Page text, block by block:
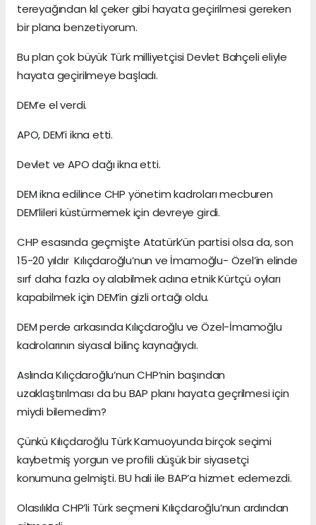
tereyağından kıl çeker gibi hayata geçirilmesi gereken
bir plana benzetiyorum.
Bu plan çok büyük Türk milliyetçisi Devlet Bahçeli eliyle
hayata geçirilmeye başladı.
DEM’e el verdi.
APO, DEM’i ikna etti.
Devlet ve APO dağı ikna etti.
DEM ikna edilince CHP yönetim kadroları mecburen
DEM’lileri küstürmemek için devreye girdi.
CHP esasında geçmişte Atatürk’ün partisi olsa da, son
15-20 yıldır Kılıçdaroğlu’nun ve İmamoğlu- Özel’in elinde
sırf daha fazla oy alabilmek adına etnik Kürtçü oyları
kapabilmek için DEM’in gizli ortağı oldu.
DEM perde arkasında Kılıçdaroğlu ve Özel-İmamoğlu
kadrolarının siyasal bilinç kaynağıydı.
Aslında Kılıçdaroğlu’nun CHP’nin başından
uzaklaştırılması da bu BAP planı hayata geçrilmesi için
miydi bilemedim?
Çünkü Kılıçdaroğlu Türk Kamuoyunda birçok seçimi
kaybetmiş yorgun ve profili düşük bir siyasetçi
konumuna gelmişti. BU hali ile BAP’a hizmet edemezdi.
Olasılıkla CHP’li Türk seçmeni Kılıçdaroğlu’nun ardından